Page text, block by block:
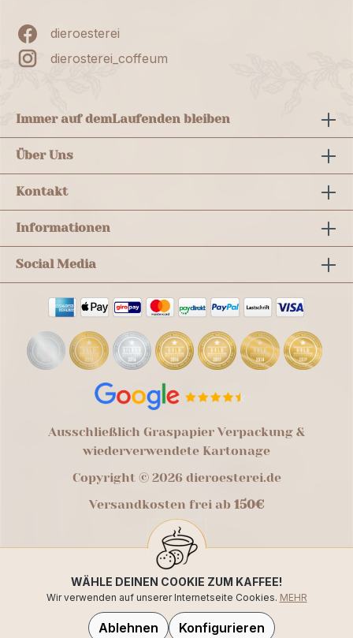
dieroesterei
dierosterei_coffeum
Immer auf demLaufenden bleiben
Über Uns
Kontakt
Informationen
Social Media
Ausschließlich Graspapier Verpackung &
wiederverwendete Kartonage
Copyright © 2026 dieroesterei.de
Versandkosten frei ab 150€
WÄHLE DEINEN COOKIE ZUM KAFFEE!
Wir verwenden auf unserer Internetseite Cookies. MEHR
Ablehnen Konfigurieren